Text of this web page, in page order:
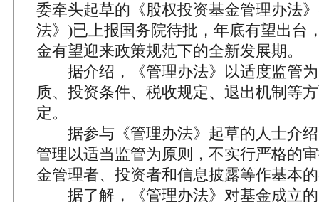
委牵头起草的《股权投资基金管理办法
法》)已上报国务院待批，年底有望出台
金有望迎来政策规范下的全新发展期。
据介绍，《管理办法》以适度监管为
质、投资条件、税收规定、退出机制等
定。
据参与《管理办法》起草的人士介绍
管理以适当监管为原则，不实行严格的
金管理者、投资者和信息披露等作基本
据了解，《管理办法》对基金成立的